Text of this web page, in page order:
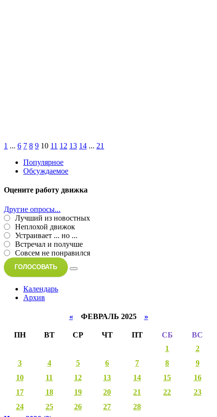
1 ... 6 7 8 9 10 11 12 13 14 ... 21
Популярное
Обсуждаемое
Оцените работу движка
Другие опросы...
Лучший из новостных
Неплохой движок
Устраивает ... но ...
Встречал и получше
Совсем не понравился
ГОЛОСОВАТЬ
Календарь
Архив
«ФЕВРАЛЬ 2025 »
ПН ВТ СР ЧТ ПТ СБ
ВС
1
2
3
4 5 6 7 8
9
10
11 12 13 14 15
16
17
18 19 20 21 22
23
24
25 26 27
28